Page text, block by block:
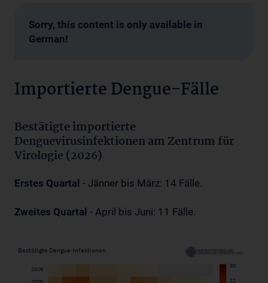
Sorry, this content is only available in
German!
Importierte Dengue-Fälle
Bestätigte importierte
Denguevirusinfektionen am Zentrum für
Virologie (2026)
Erstes Quartal - Jänner bis März: 14 Fälle.
Zweites Quartal - April bis Juni: 11 Fälle.